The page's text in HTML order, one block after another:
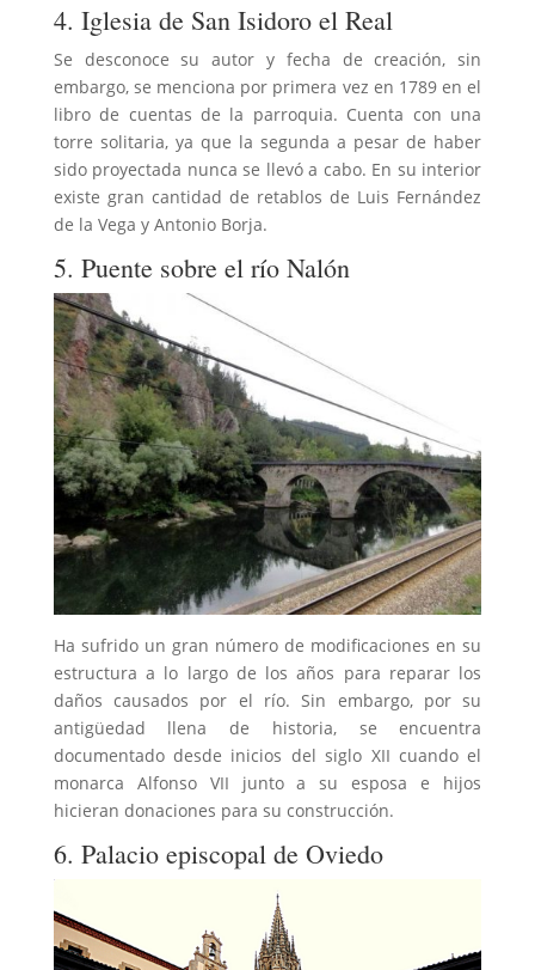
4. Iglesia de San Isidoro el Real
Se desconoce su autor y fecha de creación, sin
embargo, se menciona por primera vez en 1789 en el
libro de cuentas de la parroquia. Cuenta con una
torre solitaria, ya que la segunda a pesar de haber
sido proyectada nunca se llevó a cabo. En su interior
existe gran cantidad de retablos de Luis Fernández
de la Vega y Antonio Borja.
5. Puente sobre el río Nalón
Ha sufrido un gran número de modificaciones en su
estructura a lo largo de los años para reparar los
daños causados por el río. Sin embargo, por su
antigüedad llena de historia, se encuentra
documentado desde inicios del siglo XII cuando el
monarca Alfonso VII junto a su esposa e hijos
hicieran donaciones para su construcción.
6. Palacio episcopal de Oviedo